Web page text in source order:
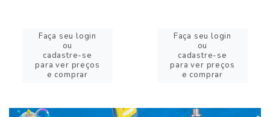
Faça seu login
ou
cadastre-se
para ver preços
e comprar
Faça seu login
ou
cadastre-se
para ver preços
e comprar